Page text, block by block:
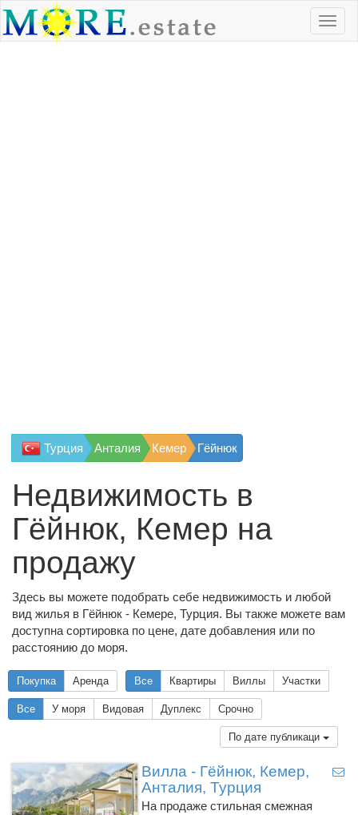
Турция Анталия Кемер Гёйнюк
Недвижимость в
Гёйнюк, Кемер на
продажу
Здесь вы можете подобрать себе недвижимость и любой
вид жилья в Гёйнюк - Кемере, Турция. Вы также можете вам
доступна сортировка по цене, дате добавления или по
расстоянию до моря.
Покупка Аренда Все Квартиры Виллы Участки
Все У моря Видовая Дуплекс Срочно
По дате публикаци
Вилла - Гёйнюк, Кемер,
Анталия, Турция
На продаже стильная смежная